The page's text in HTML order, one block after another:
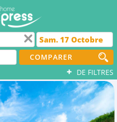
COMPARER
+ DE FILTRES